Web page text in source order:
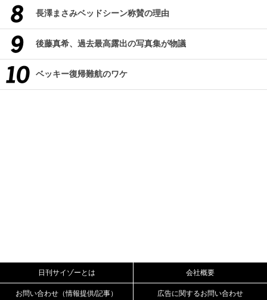
長澤まさみベッドシーン称賛の理由
後藤真希、過去最高露出の写真集が物議
ベッキー復帰難航のワケ
日刊サイゾーとは 会社概要
お問い合わせ（情報提供/記事） 広告に関するお問い合わせ